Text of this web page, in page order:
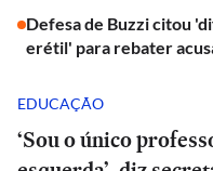
Defesa de Buzzi citou
erétil' para rebater
EDUCAÇÃO
‘Sou o único